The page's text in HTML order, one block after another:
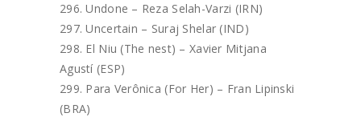
Undone – Reza Selah-Varzi (IRN)
Uncertain – Suraj Shelar (IND)
El Niu (The nest) – Xavier Mitjana
Agustí (ESP)
Para Verônica (For Her) – Fran Lipinski
(BRA)